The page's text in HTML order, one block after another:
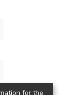
for the